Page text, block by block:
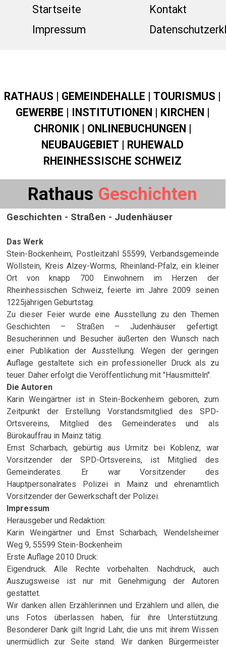
Direkt zum Seiteninhalt
Startseite
Kontakt
Impressum
RATHAUS | GEMEINDEHALLE |TOURISMUS |
GEWERBE | INSTITUTIONEN | KIRCHEN |
CHRONIK| ONLINEBUCHUNGEN |
NEUBAUGEBIET | RUHEWALD
RHEINHESSISCHE SCHWEIZ
Rathaus Geschichten
Geschichten - Straßen - Judenhäuser
Das Werk
Stein-Bockenheim, Postleitzahl 55599, Verbandsgemeinde
Wöllstein, Kreis Alzey-Worms, Rheinland-Pfalz, ein kleiner
Ort von knapp 700 Einwohnern im Herzen der
Rheinhessischen Schweiz, feierte im Jahre 2009 seinen
1225jährigen Geburtstag.
Zu dieser Feier wurde eine Ausstellung zu den Themen
Geschichten – Straßen – Judenhäuser gefertigt.
Besucherinnen und Besucher äußerten den Wunsch nach
einer Publikation der Ausstellung. Wegen der geringen
Auflage gestaltete sich ein professioneller Druck als zu
teuer. Daher erfolgt die Veröffentlichung mit "Hausmitteln".
Die Autoren
Karin Weingärtner ist in Stein-Bockenheim geboren, zum
Zeitpunkt der Erstellung Vorstandsmitglied des SPD-
Ortsvereins, Mitglied des Gemeinderates und als
Bürokauffrau in Mainz tätig.
Ernst Scharbach, gebürtig aus Urmitz bei Koblenz, war
Vorsitzender der SPD-Ortsvereins, ist Mitglied des
Gemeinderates. Er war Vorsitzender des
Hauptpersonalrates Polizei in Mainz und ehrenamtlich
Vorsitzender der Gewerkschaft der Polizei.
Impressum
Herausgeber und Redaktion:
Karin Weingärtner und Ernst Scharbach, Wendelsheimer
Weg 9, 55599 Stein-Bockenheim
Erste Auflage 2010 Druck:
Eigendruck. Alle Rechte vorbehalten. Nachdruck, auch
Auszugsweise ist nur mit Genehmigung der Autoren
gestattet.
Wir danken allen Erzählerinnen und Erzählern und allen, die
uns Fotos überlassen haben, für ihre Unterstützung.
Besonderer Dank gilt Ingrid Lahr, die uns mit ihrem Wissen
unermüdlich zur Seite stand. Wir danken Bürgermeister